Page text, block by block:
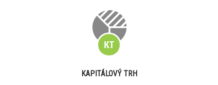
KAPITÁLOVÝ TRH